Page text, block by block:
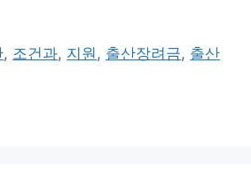
, 조건과, 지원 , 출산장려금, 출산